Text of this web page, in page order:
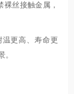
丝接触金属，
温更高、寿命更
。